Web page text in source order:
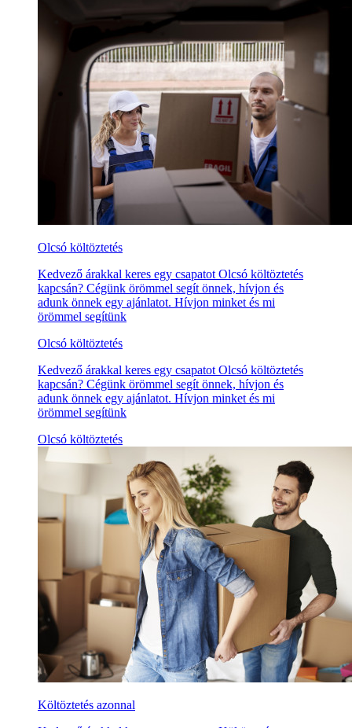
Olcsó költöztetés
Kedvező árakkal keres egy csapatot Olcsó költöztetés
kapcsán? Cégünk örömmel segít önnek, hívjon és
adunk önnek egy ajánlatot. Hívjon minket és mi
örömmel segítünk
Olcsó költöztetés
Kedvező árakkal keres egy csapatot Olcsó költöztetés
kapcsán? Cégünk örömmel segít önnek, hívjon és
adunk önnek egy ajánlatot. Hívjon minket és mi
örömmel segítünk
Olcsó költöztetés
Költöztetés azonnal